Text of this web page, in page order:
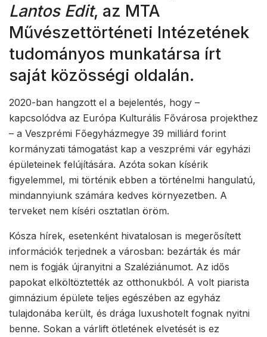
Lantos Edit, az MTA
Művészettörténeti Intézetének
tudományos munkatársa írt
saját közösségi oldalán.
2020-ban hangzott el a bejelentés, hogy –
kapcsolódva az Európa Kulturális Fővárosa projekthez
– a Veszprémi Főegyházmegye 39 milliárd forint
kormányzati támogatást kap a veszprémi vár egyházi
épületeinek felújítására. Azóta sokan kísérik
figyelemmel, mi történik ebben a történelmi hangulatú,
mindannyiunk számára kedves környezetben. A
terveket nem kíséri osztatlan öröm.
Kósza hírek, esetenként hivatalosan is megerősített
információk terjednek a városban: bezárták és már
nem is fogják újranyitni a Szaléziánumot. Az idős
papokat elköltöztették az otthonukból. A volt piarista
gimnázium épülete teljes egészében az egyház
tulajdonába került, és drága luxushotelt fognak nyitni
benne. Sokan a várlift ötletének elvetését is ez